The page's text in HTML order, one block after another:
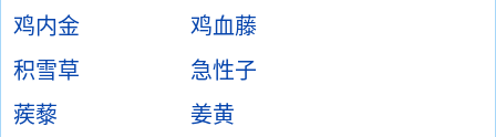
鸡内金
鸡血藤
积雪草
急性子
蒺藜
姜黄